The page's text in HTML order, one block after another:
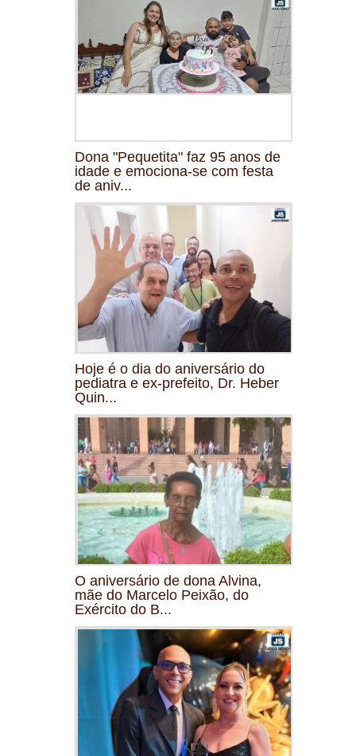
Dona "Pequetita" faz 95 anos de
idade e emociona-se com festa
de aniv...
Hoje é o dia do aniversário do
pediatra e ex-prefeito, Dr. Heber
Quin...
O aniversário de dona Alvina,
mãe do Marcelo Peixão, do
Exército do B...